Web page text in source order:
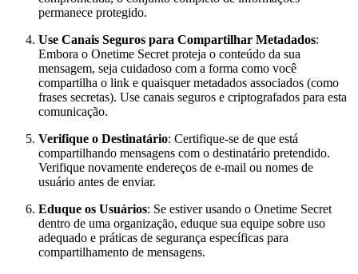
permanece protegido.
Use Canais Seguros para Compartilhar Metadados:
Embora o Onetime Secret proteja o conteúdo da sua
mensagem, seja cuidadoso com a forma como você
compartilha o link e quaisquer metadados associados (como
frases secretas). Use canais seguros e criptografados para esta
comunicação.
Verifique o Destinatário: Certifique-se de que está
compartilhando mensagens com o destinatário pretendido.
Verifique novamente endereços de e-mail ou nomes de
usuário antes de enviar.
Eduque os Usuários: Se estiver usando o Onetime Secret
dentro de uma organização, eduque sua equipe sobre uso
adequado e práticas de segurança específicas para
compartilhamento de mensagens.